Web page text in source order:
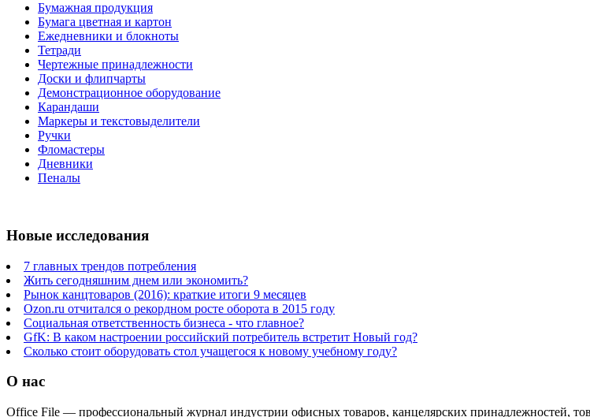
Бумажная продукция
Бумага цветная и картон
Ежедневники и блокноты
Тетради
Чертежные принадлежности
Доски и флипчарты
Демонстрационное оборудование
Карандаши
Маркеры и текстовыделители
Ручки
Фломастеры
Дневники
Пеналы
Новые исследования
7 главных трендов потребления
Жить сегодняшним днем или экономить?
Рынок канцтоваров (2016): краткие итоги 9 месяцев
Ozon.ru отчитался о рекордном росте оборота в 2015 году
Социальная ответственность бизнеса - что главное?
GfK: В каком настроении российский потребитель встретит Новый год?
Сколько стоит оборудовать стол учащегося к новому учебному году?
О нас
Office File — профессиональный журнал индустрии офисных товаров, канцелярских принадлежностей,